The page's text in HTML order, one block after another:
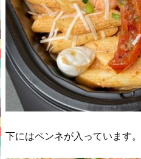
下にはペンネが入っています。